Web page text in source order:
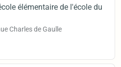
élémentaire de l'école du
Charles de Gaulle